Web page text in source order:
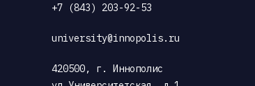
+7 (843) 203-92-53
university@innopolis.ru
420500, г. Иннополис